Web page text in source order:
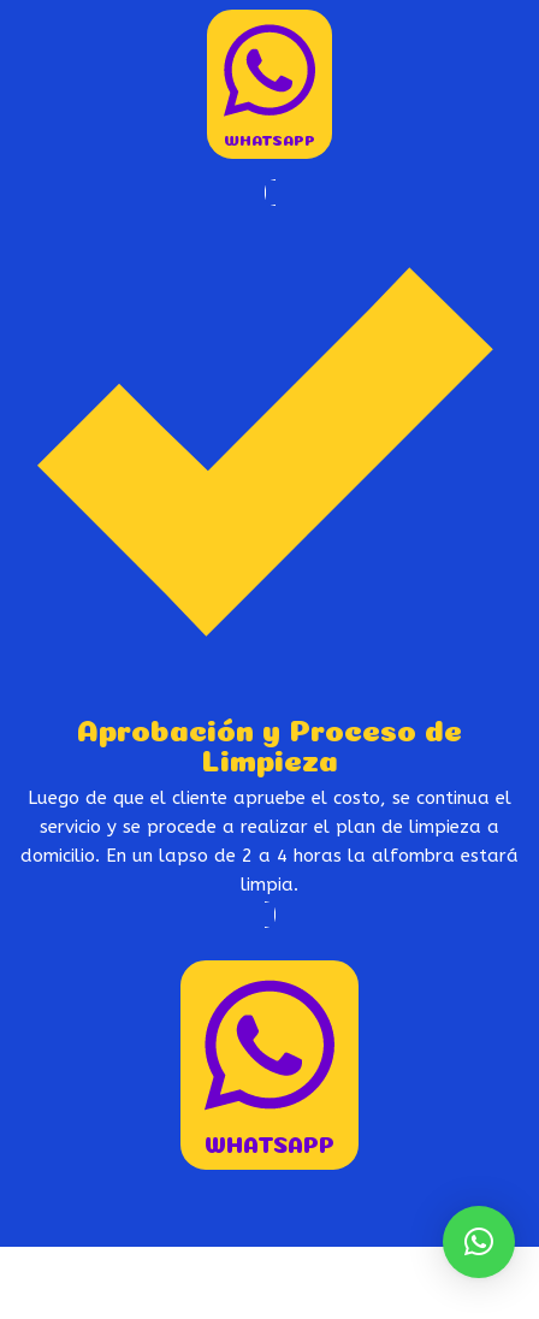
WHATSAPP
Aprobación y Proceso de
Limpieza
Luego de que el cliente apruebe el costo, se continua el
servicio y se procede a realizar el plan de limpieza a
domicilio. En un lapso de 2 a 4 horas la alfombra estará
limpia.
WHATSAPP